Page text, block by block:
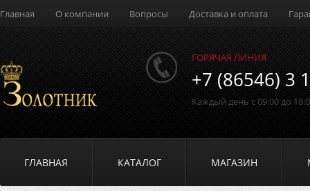
Главная О компании Вопросы Доставка и оплата
ГОРЯЧАЯ ЛИНИЯ
+7 (86546) 3
Каждый день с 09:00 до
ГЛАВНАЯ КАТАЛОГ МАГАЗИН